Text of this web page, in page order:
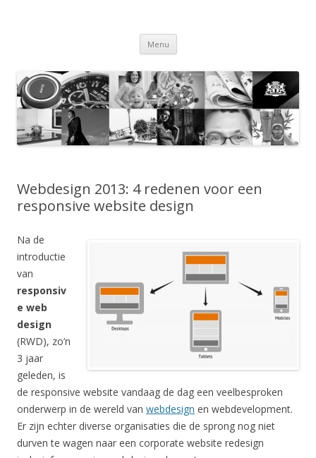
Menu Spring naar de inhoud
Webdesign 2013: 4 redenen voor een
responsive website design
Na de
introductie
van
responsiv
e web
design
(RWD), zo’n
3 jaar
geleden, is
de responsive website vandaag de dag een veelbesproken
onderwerp in de wereld van webdesign en webdevelopment.
Er zijn echter diverse organisaties die de sprong nog niet
durven te wagen naar een corporate website redesign